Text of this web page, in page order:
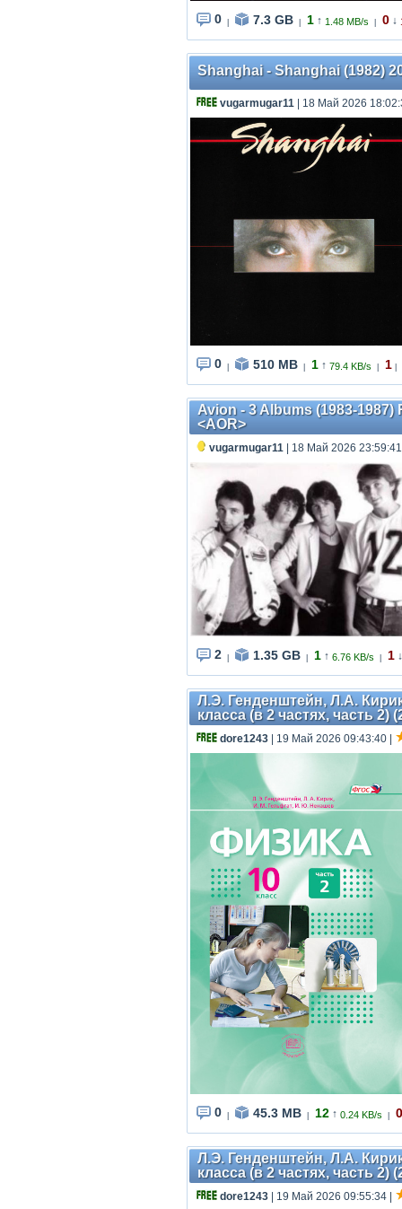
0 7.3 GB 1 ↑ 1.48 MB/s 0 ↓
Shanghai - Shanghai (1982)
vugarmugar11 | 18 Май 2026
0 510 MB 1 ↑ 79.4 KB/s 1
Avion - 3 Albums (1983-
<AOR>
vugarmugar11 | 18 Май 2026 23:59:41
2 1.35 GB 1 ↑ 6.76 KB/s 1 ↓
Л.Э. Генденштейн, Л.А.
класса (в 2 частях, часть 2)
dore1243 | 19 Май 2026 09:43:40
0 45.3 MB 12 ↑ 0.24 KB/s 0
Л.Э. Генденштейн, Л.А.
класса (в 2 частях, часть 2)
dore1243 | 19 Май 2026 09:55:34